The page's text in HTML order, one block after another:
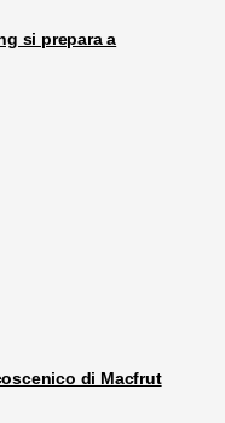
si prepara a
di Macfrut